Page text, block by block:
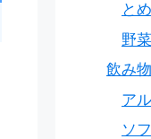
とめ
野
飲み
ア
ソ